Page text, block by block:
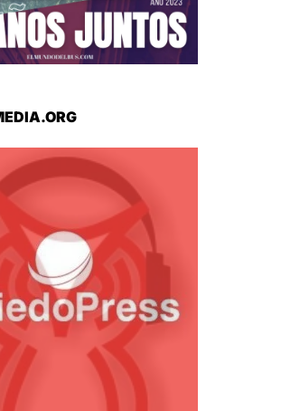
Desafío Colectivo: El
Transporte Público como
motor y deuda en el
Mercosur
Analizamos el proyecto
de ley “Plan Reforma del
transporte Público de
Pasajeros” ¿Mejoras
reales o más de lo
mismo?
AGO 9, 2025
Casa nueva y el mismo
compromiso – Florencio
Bareiro
SEP 19, 2024